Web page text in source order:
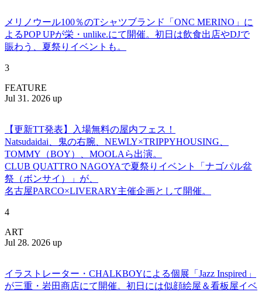
メリノウール100％のTシャツブランド「ONC MERINO」に
よるPOP UPが栄・unlike.にて開催。初日は飲食出店やDJで
賑わう、夏祭りイベントも。
3
FEATURE
Jul 31. 2026 up
【更新TT発表】入場無料の屋内フェス！
Natsudaidai、鬼の右腕、NEWLY×TRIPPYHOUSING、
TOMMY（BOY）、MOOLAら出演。
CLUB QUATTRO NAGOYAで夏祭りイベント「ナゴパル盆
祭（ボンサイ）」が、
名古屋PARCO×LIVERARY主催企画として開催。
4
ART
Jul 28. 2026 up
イラストレーター・CHALKBOYによる個展「Jazz Inspired」
が三重・岩田商店にて開催。初日には似顔絵屋＆看板屋イベ